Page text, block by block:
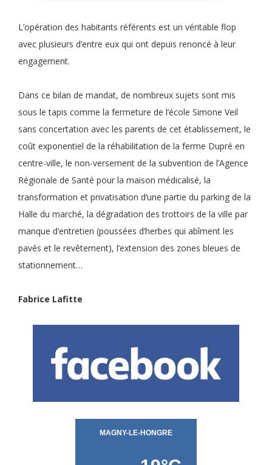
L’opération des habitants référents est un véritable flop
avec plusieurs d’entre eux qui ont depuis renoncé à leur
engagement.
Dans ce bilan de mandat, de nombreux sujets sont mis
sous le tapis comme la fermeture de l’école Simone Veil
sans concertation avec les parents de cet établissement, le
coût exponentiel de la réhabilitation de la ferme Dupré en
centre-ville, le non-versement de la subvention de l’Agence
Régionale de Santé pour la maison médicalisé, la
transformation et privatisation d’une partie du parking de la
Halle du marché, la dégradation des trottoirs de la ville par
manque d’entretien (poussées d’herbes qui abîment les
pavés et le revêtement), l’extension des zones bleues de
stationnement…
Fabrice Lafitte